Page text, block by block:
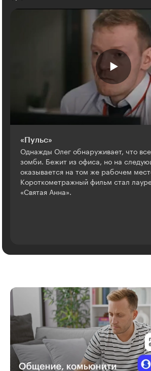
«Пульс»
Однажды Олег обнаруживает, что
зомби. Бежит из офиса, но на
оказывается на том же рабочем
Короткометражный фильм стал
«Святая Анна».